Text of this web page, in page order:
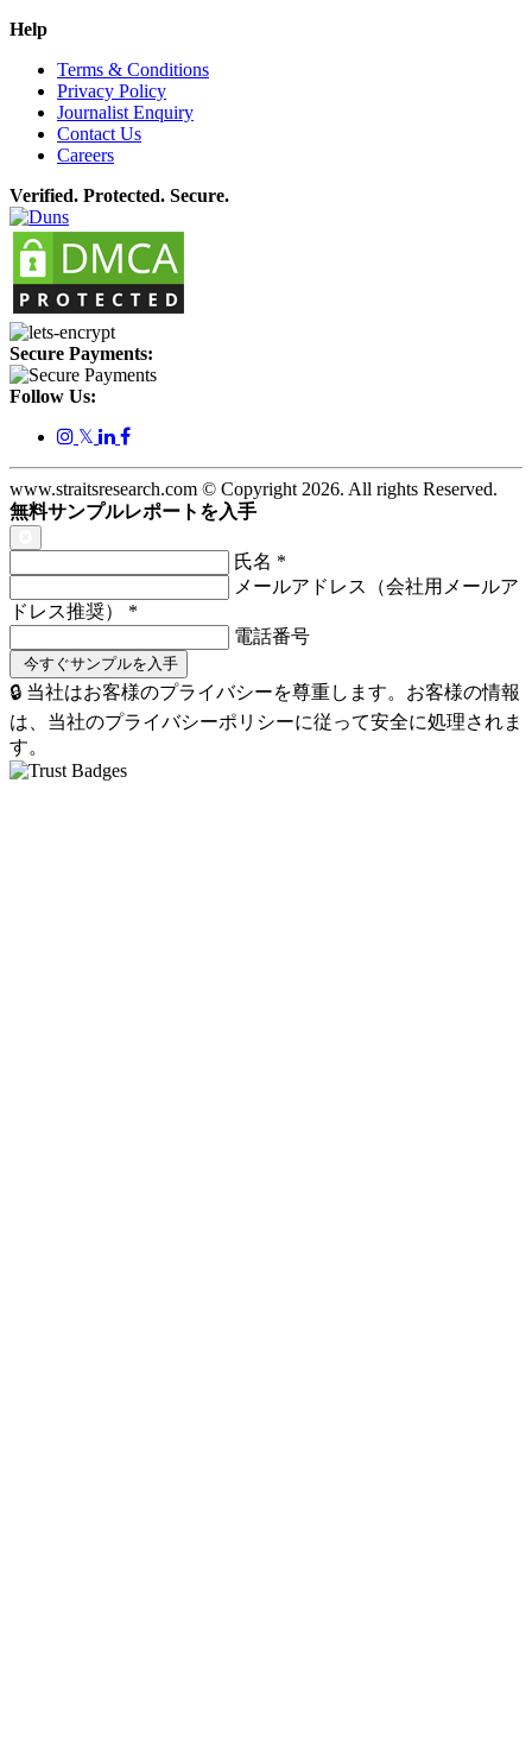
Help
Terms & Conditions
Privacy Policy
Journalist Enquiry
Contact Us
Careers
Verified. Protected. Secure.
Secure Payments:
Follow Us:
𝕏
www.straitsresearch.com © Copyright 2026. All rights Reserved.
無料サンプルレポートを入手
氏名 *
メールアドレス（会社用メールア
ドレス推奨） *
電話番号
🔒 当社はお客様のプライバシーを尊重します。お客様の情報
は、当社のプライバシーポリシーに従って安全に処理されま
す。